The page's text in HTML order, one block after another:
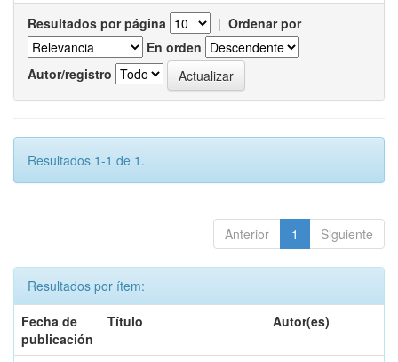
Resultados por página | Ordenar por
En orden
Autor/registro
Resultados 1-1 de 1.
Anterior 1 Siguiente
Resultados por ítem:
Fecha de
publicación
Título Autor(es)